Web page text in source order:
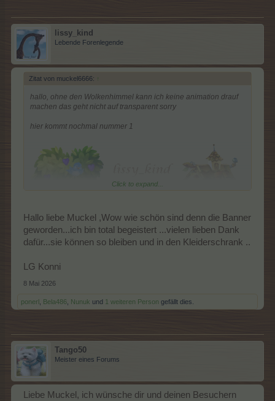
lissy_kind
Lebende Forenlegende
Zitat von muckel6666: ↑
hallo, ohne den Wolkenhimmel kann ich keine animation drauf
machen das geht nicht auf transparent sorry
hier kommt nochmal nummer 1
und hier nummer 2
Click to expand...
Hallo liebe Muckel ,Wow wie schön sind denn die Banner
geworden...ich bin total begeistert ...vielen lieben Dank
dafür...sie können so bleiben und in den Kleiderschrank ..
LG Konni
8 Mai 2026
ponerl , Bela486, Nunuk und 1 weiteren Person gefällt dies.
Tango50
Meister eines Forums
Liebe Muckel, ich wünsche dir und deinen Besuchern